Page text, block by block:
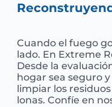
Cuando el fuego
lado. En Extreme
Desde la
hogar sea seguro
limpiar los
lonas. Confíe en